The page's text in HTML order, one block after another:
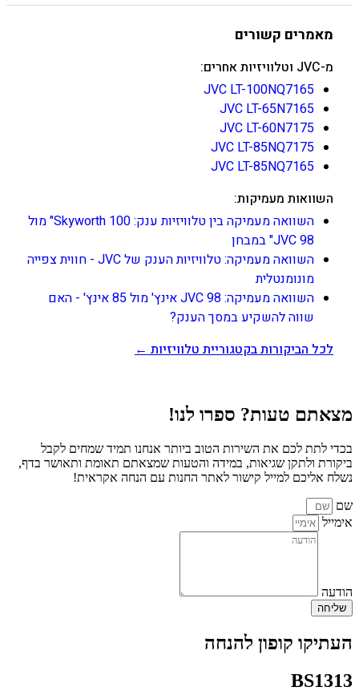
מאמרים קשורים
מ-JVC וטלוויזיות אחרים:
JVC LT-100NQ7165
JVC LT-65N7165
JVC LT-60N7175
JVC LT-85NQ7175
JVC LT-85NQ7165
השוואות מעמיקות:
השוואה מעמיקה בין טלוויזיות ענק: Skyworth 100" מול
JVC 98" במבחן
השוואה מעמיקה: טלוויזיות הענק של JVC - חווית צפייה
מונומנטלית
השוואה מעמיקה: JVC 98 אינץ' מול 85 אינץ' - האם
שווה להשקיע במסך הענק?
לכל הביקורות בקטגוריית טלוויזיות ←
מצאתם טעות? ספרו לנו!
בכדי לתת לכם את השירות הטוב ביותר אנחנו תמיד שמחים לקבל
ביקורת ולתקן שגיאות, במידה והטעות שמצאתם תאומת ותאושר בדף,
נשלח אליכם למייל קישור לאתר החנות עם הנחה אקראית!
שם
אימייל
הודעה
שליחה
העתיקו קופון להנחה
BS1313